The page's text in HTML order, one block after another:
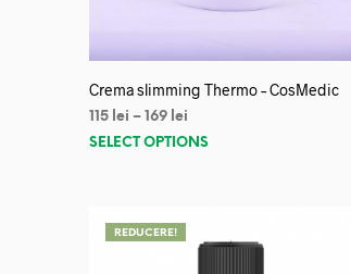
Crema slimming Thermo – CosMedic
115 lei – 169 lei
SELECT OPTIONS
REDUCERE!